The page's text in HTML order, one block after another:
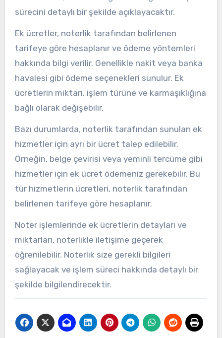
sürecini detaylı bir şekilde açıklayacaktır.
Ek ücretler, noterlik tarafından belirlenen
tarifeye göre hesaplanır ve ödeme yöntemleri
hakkında bilgi verilir. Genellikle nakit veya banka
havalesi gibi ödeme seçenekleri sunulur. Ek
ücretlerin miktarı, işlem türüne ve karmaşıklığına
bağlı olarak değişebilir.
Bazı durumlarda, noterlik tarafından sunulan ek
hizmetler için ayrı bir ücret talep edilebilir.
Örneğin, belge çevirisi veya yeminli tercüme gibi
hizmetler için ek ücret ödemeniz gerekebilir. Bu
tür hizmetlerin ücretleri, noterlik tarafından
belirlenen tarifeye göre hesaplanır.
Noter işlemlerinde ek ücretlerin detayları ve
miktarları, noterlikle iletişime geçerek
öğrenilebilir. Noterlik size gerekli bilgileri
sağlayacak ve işlem süreci hakkında detaylı bir
şekilde bilgilendirecektir.